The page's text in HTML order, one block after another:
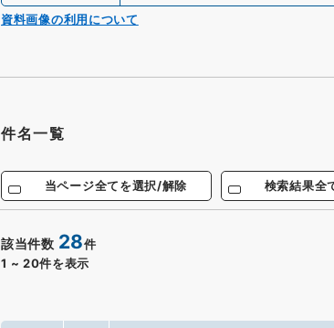
資料画像の利用について
件名一覧
当ページ全てを選択/解除 検索結果全
該当件数 28件
1 ~ 20件を表示